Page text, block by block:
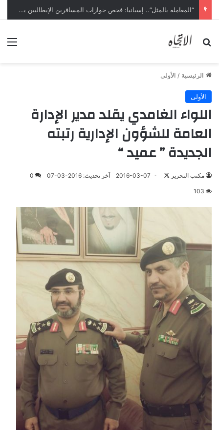
“المعاملة بالمثل”.. إسبانيا: فحص جوازات المسافرين الإيطاليين يبدأ ليل السبت
بحث عن
الرئيسية / الأولى
الأولى
اللواء الغامدي يقلد مدير الإدارة
العامة للشؤون الإدارية رتبته
الجديدة ” عميد “
مكتب التحرير 2016-03-07 آخر تحديث: 2016-03-07 0
103